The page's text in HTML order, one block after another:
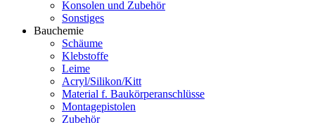
Konsolen und Zubehör
Sonstiges
Bauchemie
Schäume
Klebstoffe
Leime
Acryl/Silikon/Kitt
Material f. Baukörperanschlüsse
Montagepistolen
Zubehör